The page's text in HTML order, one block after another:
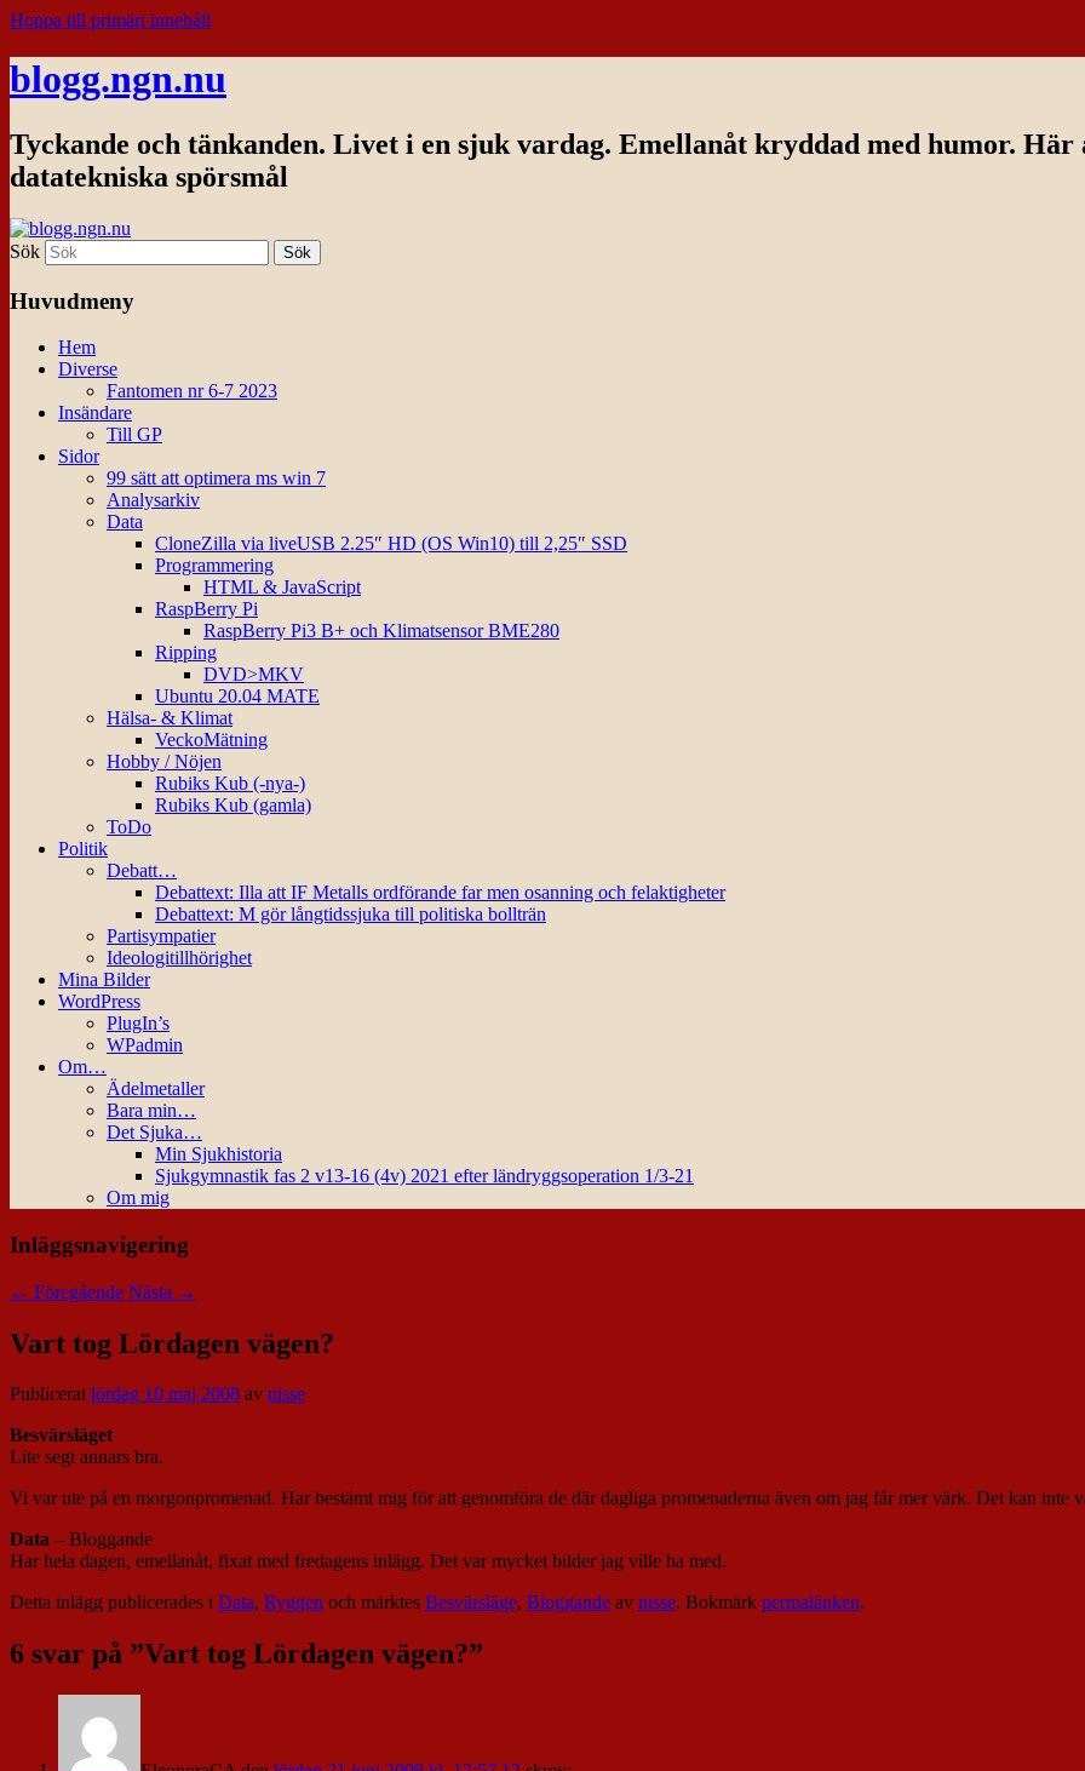
Hoppa till primärt innehåll
blogg.ngn.nu
Tyckande och tänkanden. Livet i en sjuk vardag. Emellanåt kryddad med humor. Här
datatekniska spörsmål
Sök
Huvudmeny
Hem
Diverse
Fantomen nr 6-7 2023
Insändare
Till GP
Sidor
99 sätt att optimera ms win 7
Analysarkiv
Data
CloneZilla via liveUSB 2.25″ HD (OS Win10) till 2,25″ SSD
Programmering
HTML & JavaScript
RaspBerry Pi
RaspBerry Pi3 B+ och Klimatsensor BME280
Ripping
DVD>MKV
Ubuntu 20.04 MATE
Hälsa- & Klimat
VeckoMätning
Hobby / Nöjen
Rubiks Kub (-nya-)
Rubiks Kub (gamla)
ToDo
Politik
Debatt…
Debattext: Illa att IF Metalls ordförande far men osanning och felaktigheter
Debattext: M gör långtidssjuka till politiska bollträn
Partisympatier
Ideologitillhörighet
Mina Bilder
WordPress
PlugIn’s
WPadmin
Om…
Ädelmetaller
Bara min…
Det Sjuka…
Min Sjukhistoria
Sjukgymnastik fas 2 v13-16 (4v) 2021 efter ländryggsoperation 1/3-21
Om mig
Inläggsnavigering
← Föregående Nästa →
Vart tog Lördagen vägen?
Publiceratlördag 10 maj 2008 av nisse
Besvärsläget
Lite segt annars bra.
Vi var ute på en morgonpromenad. Har bestämt mig för att genomföra de där dagliga promenaderna även om jag får mer värk. Det kan
Data – Bloggande
Har hela dagen, emellanåt, fixat med fredagens inlägg. Det var mycket bilder jag ville ha med.
Detta inlägg publicerades i Data, Ryggen och märktes Besvärsläge, Bloggande av nisse. Bokmärk permalänken.
6 svar på ”Vart tog Lördagen vägen?”